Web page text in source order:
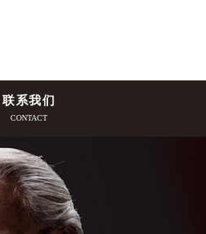
联系我们
CONTACT